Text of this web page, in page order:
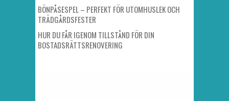
BÖNPÅSESPEL – PERFEKT FÖR UTOMHUSLEK OCH
TRÄDGÅRDSFESTER
HUR DU FÅR IGENOM TILLSTÅND FÖR DIN
BOSTADSRÄTTSRENOVERING